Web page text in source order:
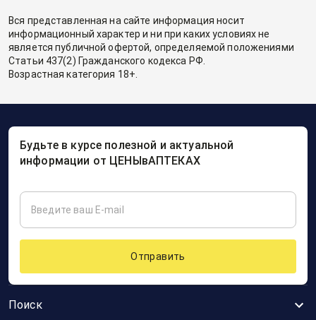
Вся представленная на сайте информация носит
информационный характер и ни при каких условиях не
является публичной офертой, определяемой положениями
Статьи 437(2) Гражданского кодекса РФ.
Возрастная категория 18+.
Поиск
Будьте в курсе полезной и актуальной
информации от ЦЕНЫвАПТЕКАХ
Отправить